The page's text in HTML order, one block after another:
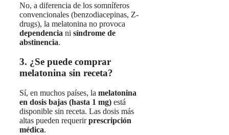
No, a diferencia de los somníferos
convencionales (benzodiacepinas, Z-
drugs), la melatonina no provoca
dependencia ni síndrome de
abstinencia.
3. ¿Se puede comprar
melatonina sin receta?
Sí, en muchos países, la melatonina
en dosis bajas (hasta 1 mg) está
disponible sin receta. Las dosis más
altas pueden requerirprescripción
médica.